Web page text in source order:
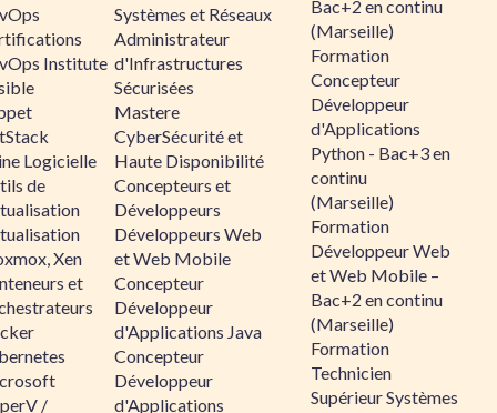
Institute
Logicielle
de
Xen
et
/
Systèmes et Réseaux
Administrateur
d'Infrastructures
Sécurisées
Mastere
CyberSécurité et
Haute Disponibilité
Concepteurs et
Développeurs
Développeurs Web
et Web Mobile
Concepteur
Développeur
d'Applications Java
Concepteur
Développeur
d'Applications
Bac+2 en continu
(Marseille)
Formation
Concepteur
Développeur
d'Applications
Python - Bac+3 en
continu
(Marseille)
Formation
Développeur Web
et Web Mobile –
Bac+2 en continu
(Marseille)
Formation
Technicien
Supérieur Systèmes